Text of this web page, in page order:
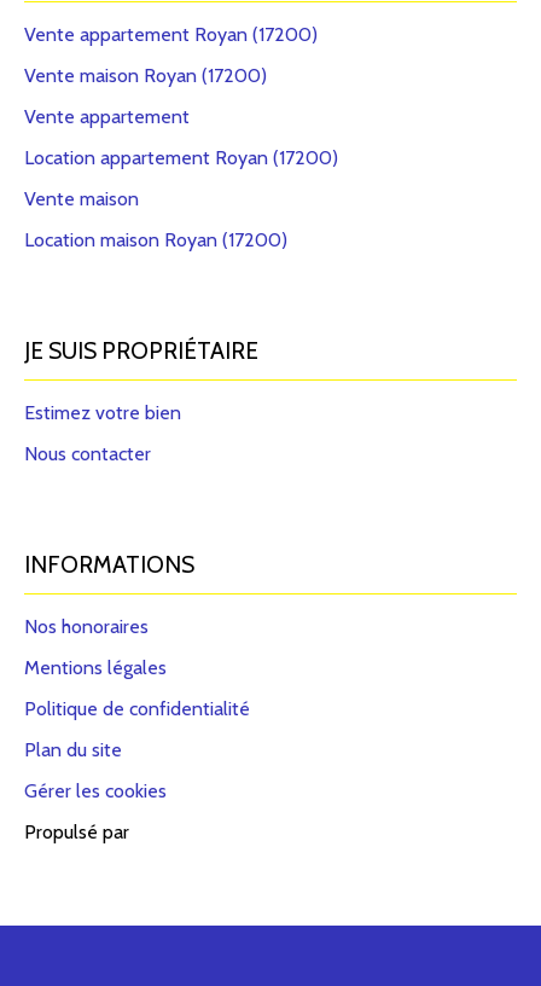
Vente appartement Royan (17200)
Vente maison Royan (17200)
Vente appartement
Location appartement Royan (17200)
Vente maison
Location maison Royan (17200)
JE SUIS PROPRIÉTAIRE
Estimez votre bien
Nous contacter
INFORMATIONS
Nos honoraires
Mentions légales
Politique de confidentialité
Plan du site
Gérer les cookies
Propulsé par